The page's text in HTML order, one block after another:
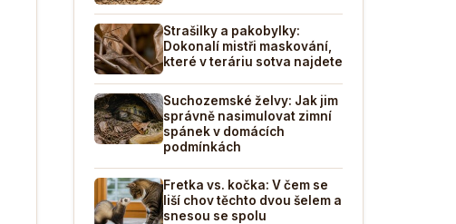
Strašilky a pakobylky:
Dokonalí mistři maskování,
které v teráriu sotva najdete
Suchozemské želvy: Jak jim
správně nasimulovat zimní
spánek v domácích
podmínkách
Fretka vs. kočka: V čem se
liší chov těchto dvou šelem a
snesou se spolu